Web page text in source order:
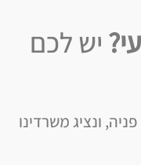
יש לכם
או השאירו פניה, ונציג משרדינו